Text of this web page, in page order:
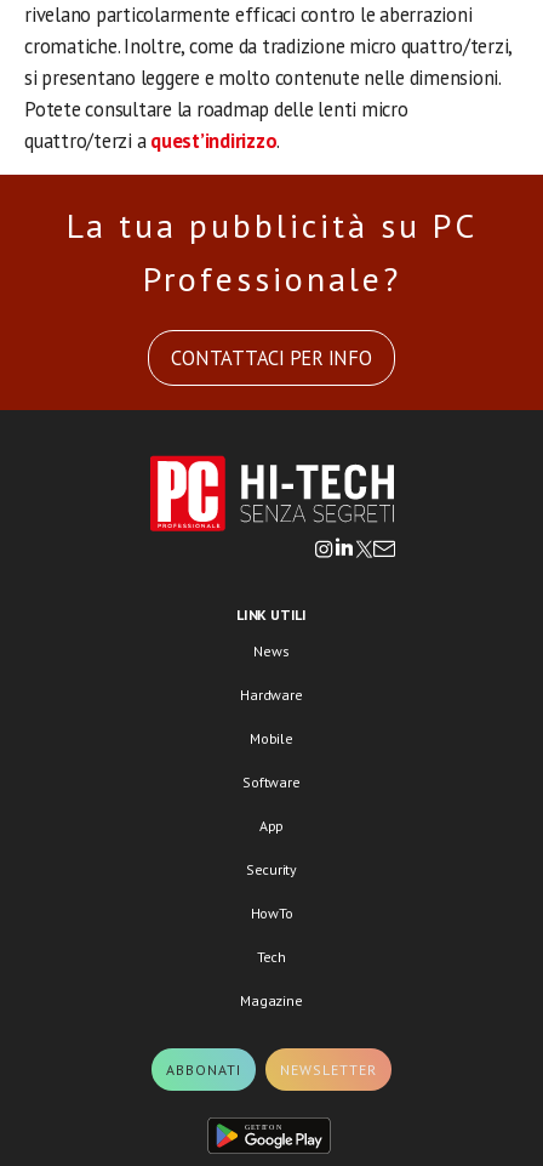
rivelano particolarmente efficaci contro le aberrazioni
cromatiche. Inoltre, come da tradizione micro quattro/terzi,
si presentano leggere e molto contenute nelle dimensioni.
Potete consultare la roadmap delle lenti micro
quattro/terzi aquest’indirizzo.
La tua pubblicità su PC
Professionale?
CONTATTACI PER INFO
LINK UTILI
News
Hardware
Mobile
Software
App
Security
HowTo
Tech
Magazine
ABBONATI NEWSLETTER